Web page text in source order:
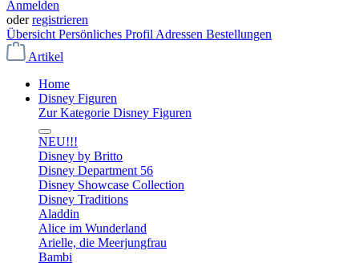
Anmelden
oderregistrieren
Übersicht Persönliches Profil Adressen Bestellungen
Artikel
Home
Disney Figuren
Zur Kategorie Disney Figuren
NEU!!!
Disney by Britto
Disney Department 56
Disney Showcase Collection
Disney Traditions
Aladdin
Alice im Wunderland
Arielle, die Meerjungfrau
Bambi